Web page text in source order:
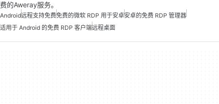
费的Aweray服务。
Android远程支持免费免费的微软 RDP 用于安卓安卓的免费 RDP 管理器
适用于 Android 的免费 RDP 客户端远程桌面